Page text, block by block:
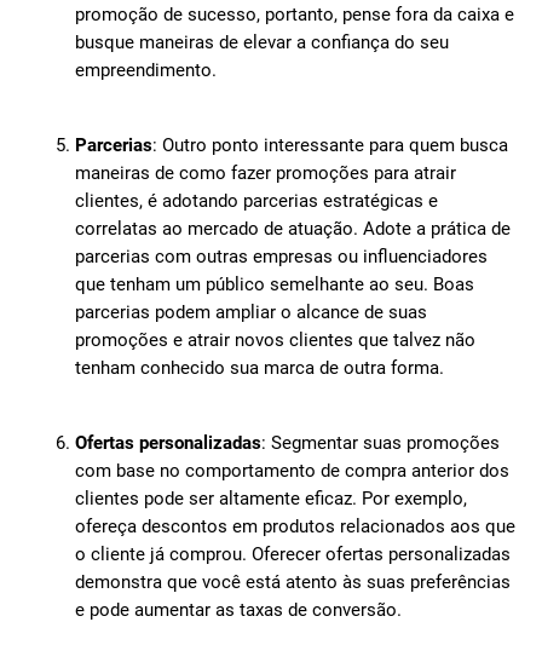
promoção de sucesso, portanto, pense fora da caixa e
busque maneiras de elevar a confiança do seu
empreendimento.
Parcerias: Outro ponto interessante para quem busca
maneiras de como fazer promoções para atrair
clientes, é adotando parcerias estratégicas e
correlatas ao mercado de atuação. Adote a prática de
parcerias com outras empresas ou influenciadores
que tenham um público semelhante ao seu. Boas
parcerias podem ampliar o alcance de suas
promoções e atrair novos clientes que talvez não
tenham conhecido sua marca de outra forma.
Ofertas personalizadas: Segmentar suas promoções
com base no comportamento de compra anterior dos
clientes pode ser altamente eficaz. Por exemplo,
ofereça descontos em produtos relacionados aos que
o cliente já comprou. Oferecer ofertas personalizadas
demonstra que você está atento às suas preferências
e pode aumentar as taxas de conversão.